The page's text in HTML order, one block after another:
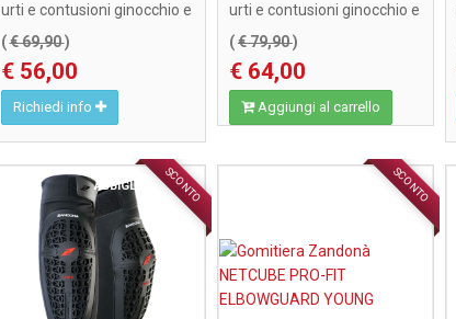
urti e contusioni ginocchio e
gomito, attut ...
(€ 69,90)
€ 56,00
Richiedi info
urti e contusioni ginocchio e
gomito, attut ...
(€ 79,90)
€ 64,00
Aggiungi al carrello
SCONTO
ABBIGLIAMENTO SCONTO
ABBIGLIAMENTO